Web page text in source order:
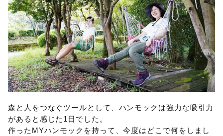
森と人をつなぐツールとして、ハンモックは強力な吸引力
があると感じた1日でした。
作ったMYハンモックを持って、今度はどこで何をしまし